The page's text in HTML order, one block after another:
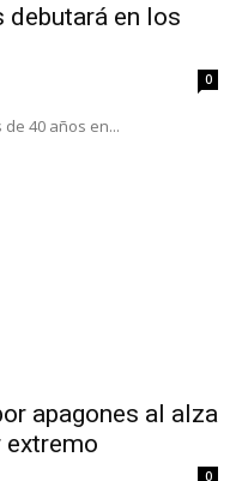
en los
0
40 años en...
apagones al alza
0